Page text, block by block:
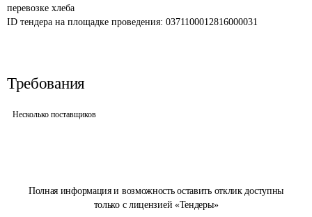
Полная информация и возможность оставить отклик доступны
только с лицензией «Тендеры»
перевозке хлеба
ID тендера на площадке проведения: 0371100012816000031
Требования
Несколько поставщиков